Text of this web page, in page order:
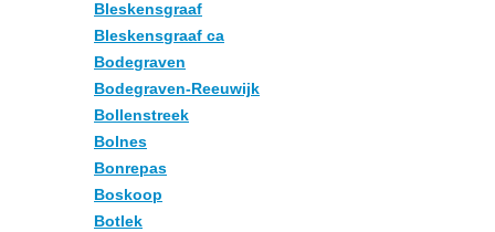
Bleskensgraaf
Bleskensgraaf ca
Bodegraven
Bodegraven-Reeuwijk
Bollenstreek
Bolnes
Bonrepas
Boskoop
Botlek